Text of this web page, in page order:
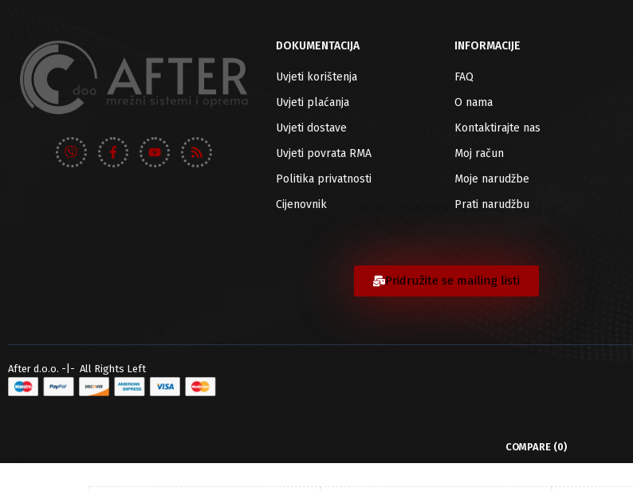
DOKUMENTACIJA
Uvjeti korištenja
Uvjeti plaćanja
Uvjeti dostave
Uvjeti povrata RMA
Politika privatnosti
Cijenovnik
INFORMACIJE
FAQ
O nama
Kontaktirajte nas
Moj račun
Moje narudžbe
Prati narudžbu
Pridružite se mailing listi
After d.o.o. -|- All Rights Left
COMPARE (0)